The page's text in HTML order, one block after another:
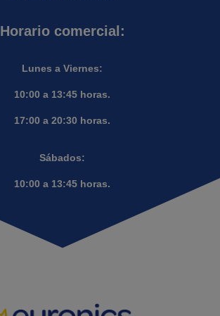
Horario comercial:
Lunes a Viernes:
10:00 a 13:45 horas.
17:00 a 20:30 horas.
Sábados:
10:00 a 13:45 horas.